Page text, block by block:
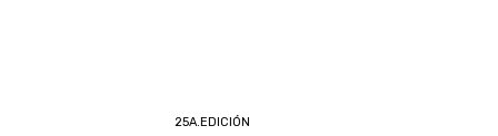
25A.EDICIÓN